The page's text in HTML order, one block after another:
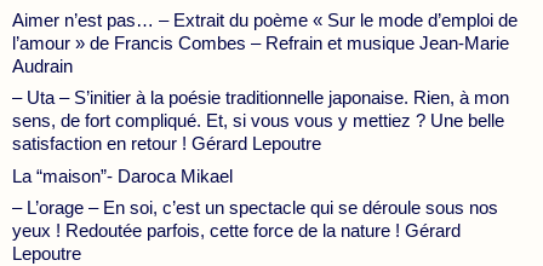
Aimer n’est pas… – Extrait du poème « Sur le mode d’emploi de
l’amour » de Francis Combes – Refrain et musique Jean-Marie
Audrain
– Uta – S’initier à la poésie traditionnelle japonaise. Rien, à mon
sens, de fort compliqué. Et, si vous vous y mettiez ? Une belle
satisfaction en retour ! Gérard Lepoutre
La “maison”- Daroca Mikael
– L’orage – En soi, c’est un spectacle qui se déroule sous nos
yeux ! Redoutée parfois, cette force de la nature ! Gérard
Lepoutre